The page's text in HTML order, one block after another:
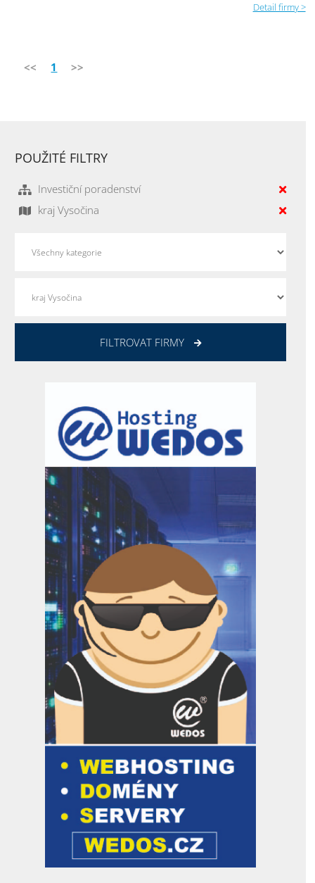
Detail firmy >
<< 1 >>
POUŽITÉ FILTRY
Investiční poradenství
kraj Vysočina
FILTROVAT FIRMY